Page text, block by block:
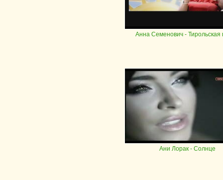
Анна Семенович - Тирольская
Ани Лорак- Солнце